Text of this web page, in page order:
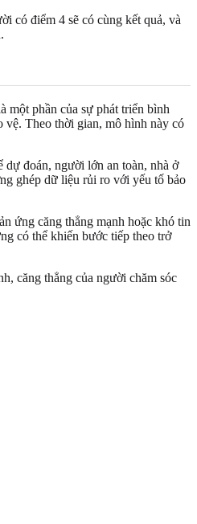
có điểm 4 sẽ có cùng kết quả, và
một phần của sự phát triển bình
vệ. Theo thời gian, mô hình này có
dự đoán, người lớn an toàn, nhà ở
ghép dữ liệu rủi ro với yếu tố bảo
ứng căng thẳng mạnh hoặc khó tin
có thể khiến bước tiếp theo trở
căng thẳng của người chăm sóc